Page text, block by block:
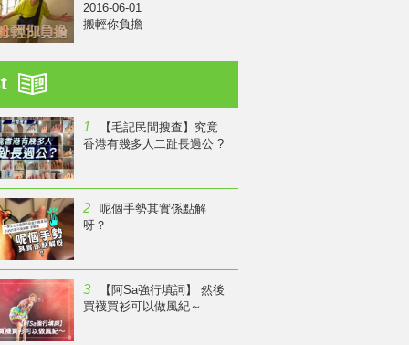
2016-06-01
搬輕你負擔
1
【毛記民間搜查】究竟
香港有幾多人二趾長過公 ?
2
呢個手勢其實係點解
呀？
3
【阿Sa強行填詞】 然後
買襪買衫可以做風紀～